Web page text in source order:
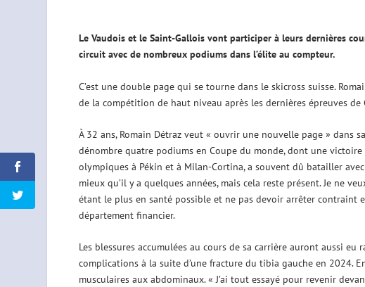
Le Vaudois et le Saint-Gallois vont participer à leurs dernières
circuit avec de nombreux podiums dans l’élite au compteur.
C’est une double page qui se tourne dans le skicross suisse.
de la compétition de haut niveau après les dernières épreuves
À 32 ans, Romain Détraz veut « ouvrir une nouvelle page » dans
dénombre quatre podiums en Coupe du monde, dont une
olympiques à Pékin et à Milan-Cortina, a souvent dû batailler
mieux qu’il y a quelques années, mais cela reste présent. Je ne
étant le plus en santé possible et ne pas devoir arrêter contraint
département financier.
Les blessures accumulées au cours de sa carrière auront aussi
complications à la suite d’une fracture du tibia gauche en 2024.
musculaires aux abdominaux. « J’ai tout essayé pour revenir